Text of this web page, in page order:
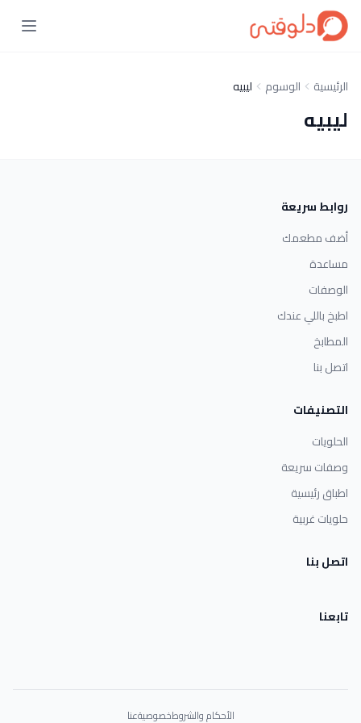
الرئيسية الوسوم ليبيه
ليبيه
روابط سريعة
أضف مطعمك
مساعدة
الوصفات
اطبخ باللي عندك
المطابخ
اتصل بنا
التصنيفات
الحلويات
وصفات سريعة
اطباق رئيسية
حلويات غربية
اتصل بنا
تابعنا
الأحكام والشروطخصوصيةعنا